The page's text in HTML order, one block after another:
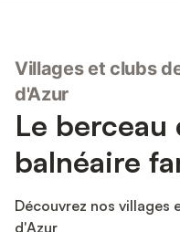
Villages et clubs
d'Azur
Le
balnéaire
Découvrez nos villages
d'Azur